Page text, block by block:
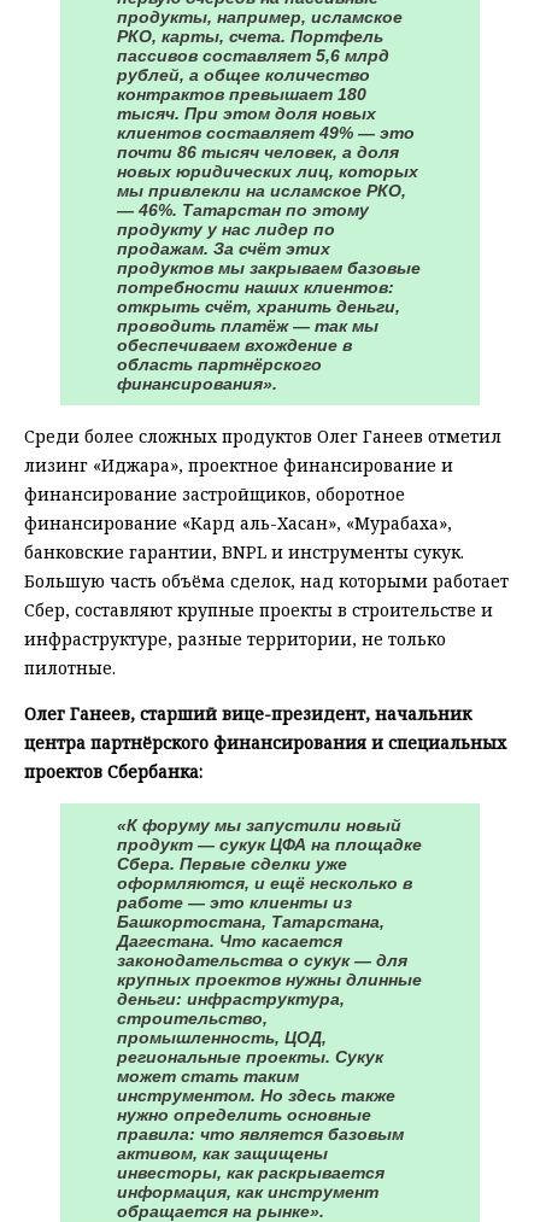
продукты, например, исламское
РКО, карты, счета. Портфель
пассивов составляет 5,6 млрд
рублей, а общее количество
контрактов превышает 180
тысяч. При этом доля новых
клиентов составляет 49% — это
почти 86 тысяч человек, а доля
новых юридических лиц, которых
мы привлекли на исламское РКО,
— 46%. Татарстан по этому
продукту у нас лидер по
продажам. За счёт этих
продуктов мы закрываем базовые
потребности наших клиентов:
открыть счёт, хранить деньги,
проводить платёж — так мы
обеспечиваем вхождение в
область партнёрского
финансирования».
Среди более сложных продуктов Олег Ганеев отметил
лизинг «Иджара», проектное финансирование и
финансирование застройщиков, оборотное
финансирование «Кард аль-Хасан», «Мурабаха»,
банковские гарантии, BNPL и инструменты сукук.
Большую часть объёма сделок, над которыми работает
Сбер, составляют крупные проекты в строительстве и
инфраструктуре, разные территории, не только
пилотные.
Олег Ганеев, старший вице-президент, начальник
центра партнёрского финансирования и специальных
проектов Сбербанка:
«К форуму мы запустили новый
продукт — сукук ЦФА на площадке
Сбера. Первые сделки уже
оформляются, и ещё несколько в
работе — это клиенты из
Башкортостана, Татарстана,
Дагестана. Что касается
законодательства о сукук — для
крупных проектов нужны длинные
деньги: инфраструктура,
строительство,
промышленность, ЦОД,
региональные проекты. Сукук
может стать таким
инструментом. Но здесь также
нужно определить основные
правила: что является базовым
активом, как защищены
инвесторы, как раскрывается
информация, как инструмент
обращается на рынке».